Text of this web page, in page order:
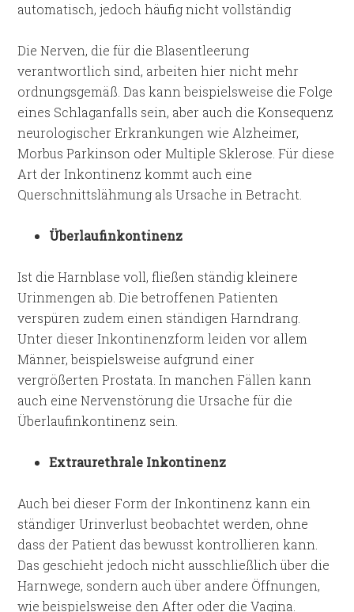
automatisch, jedoch häufig nicht vollständig
Die Nerven, die für die Blasentleerung
verantwortlich sind, arbeiten hier nicht mehr
ordnungsgemäß. Das kann beispielsweise die Folge
eines Schlaganfalls sein, aber auch die Konsequenz
neurologischer Erkrankungen wie Alzheimer,
Morbus Parkinson oder Multiple Sklerose. Für diese
Art der Inkontinenz kommt auch eine
Querschnittslähmung als Ursache in Betracht.
Überlaufinkontinenz
Ist die Harnblase voll, fließen ständig kleinere
Urinmengen ab. Die betroffenen Patienten
verspüren zudem einen ständigen Harndrang.
Unter dieser Inkontinenzform leiden vor allem
Männer, beispielsweise aufgrund einer
vergrößerten Prostata. In manchen Fällen kann
auch eine Nervenstörung die Ursache für die
Überlaufinkontinenz sein.
Extraurethrale Inkontinenz
Auch bei dieser Form der Inkontinenz kann ein
ständiger Urinverlust beobachtet werden, ohne
dass der Patient das bewusst kontrollieren kann.
Das geschieht jedoch nicht ausschließlich über die
Harnwege, sondern auch über andere Öffnungen,
wie beispielsweise den After oder die Vagina.